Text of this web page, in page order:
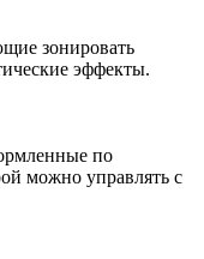
зонировать
эффекты.
по
можно управлять с